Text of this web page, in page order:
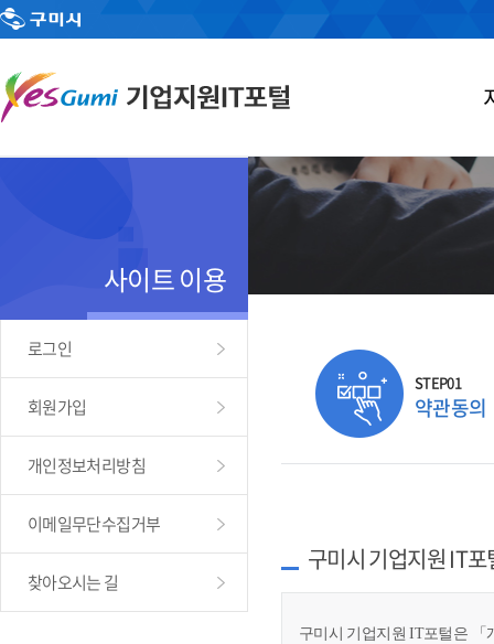
사이트 이용
로그인
회원가입
개인정보처리방침
이메일무단수집거부
찾아오시는 길
STEP01
약관동의
구미시 기업지원 IT
구미시 기업지원 IT포털은 「